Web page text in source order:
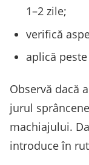
1–2 zile;
verifică
aplică
Observă dacă
jurul
machiajului.
introduce în